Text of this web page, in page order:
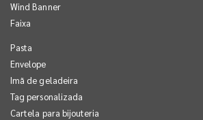
Wind Banner
Faixa
Pasta
Envelope
Imã de geladeira
Tag personalizada
Cartela para bijouteria